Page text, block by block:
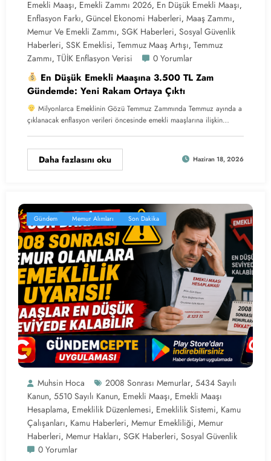
Emekli Maaşı, Emekli Zammı 2026, En Düşük Emekli Maaşı,
Enflasyon Farkı, Güncel Ekonomi Haberleri, Maaş Zammı,
Memur Ve Emekli Zammı, SGK Haberleri, Sosyal Güvenlik
Haberleri, SSK Emeklisi, Temmuz Maaş Artışı, Temmuz
Zammı, TÜİK Enflasyon Verisi 0 Yorumlar
En Düşük Emekli Maaşına 3.500 TL Zam
Gündemde: Yeni Rakam Ortaya Çıktı
Milyonlarca Emeklinin Gözü Temmuz Zammında Temmuz ayında a
çıklanacak enflasyon verileri öncesinde emekli maaşlarına ilişkin…
Daha fazlasını oku Haziran 18, 2026
Gündem Memur Alımları Son Dakika
Muhsin Hoca 2008 Sonrası Memurlar, 5434 Sayılı
Kanun, 5510 Sayılı Kanun, Emekli Maaşı, Emekli Maaşı
Hesaplama, Emeklilik Düzenlemesi, Emeklilik Sistemi, Kamu
Çalışanları, Kamu Haberleri, Memur Emekliliği, Memur
Haberleri, Memur Hakları, SGK Haberleri, Sosyal Güvenlik
0 Yorumlar